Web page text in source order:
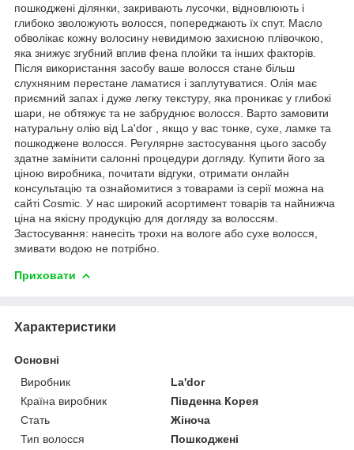
пошкоджені ділянки, закривають лусочки, відновлюють і
глибоко зволожують волосся, попереджають їх спут. Масло
обволікає кожну волосину невидимою захисною плівочкою,
яка знижує згубний вплив фена плойки та інших факторів.
Після використання засобу ваше волосся стане більш
слухняним перестане ламатися і заплутуватися. Олія має
приємний запах і дуже легку текстуру, яка проникає у глибокі
шари, не обтяжує та не забруднює волосся. Варто замовити
натуральну олію від La'dor , якщо у вас тонке, сухе, ламке та
пошкоджене волосся. Регулярне застосування цього засобу
здатне замінити салонні процедури догляду. Купити його за
ціною виробника, почитати відгуки, отримати онлайн
консультацію та ознайомитися з товарами із серії можна на
сайті Cosmic. У нас широкий асортимент товарів та найнижча
ціна на якісну продукцію для догляду за волоссям.
Застосування: нанесіть трохи на вологе або сухе волосся,
змивати водою не потрібно.
Приховати
Характеристики
Основні
Виробник
La'dor
Країна виробник
Південна Корея
Стать
Жіноча
Тип волосся
Пошкоджені